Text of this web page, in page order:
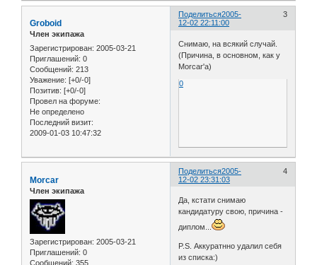
Поделиться 3
2005-
12-02 22:11:00
Groboid
Член экипажа
Зарегистрирован: 2005-03-21
Приглашений: 0
Сообщений: 213
Уважение: [+0/-0]
Позитив: [+0/-0]
Провел на форуме:
Не определено
Последний визит:
2009-01-03 10:47:32
Снимаю, на всякий случай.
(Причина, в основном, как у
Morcar'а)
0
Поделиться 4
2005-
12-02 23:31:03
Morcar
Член экипажа
Зарегистрирован: 2005-03-21
Приглашений: 0
Сообщений: 355
Да, кстати снимаю
кандидатуру свою, причина -
диплом...
P.S. Аккуратнно удалил себя
из списка:)